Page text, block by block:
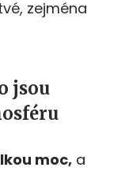
zejména
jsou
moc, a